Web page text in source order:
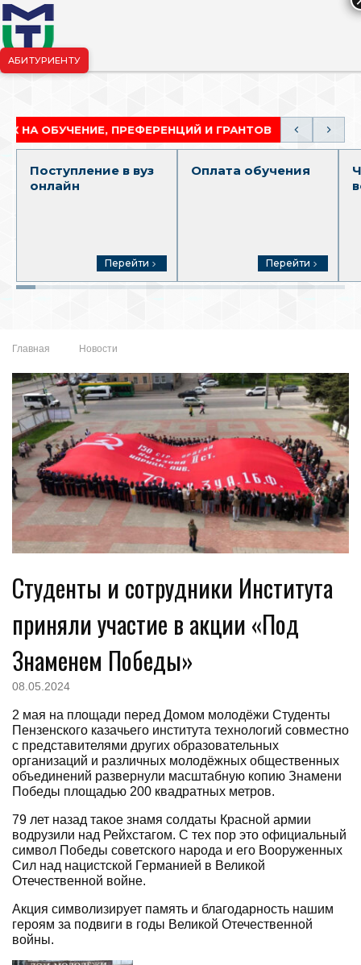
АБИТУРИЕНТУ
ПРЕФЕРЕНЦИЙ И ГРАНТОВ
Поступление в вуз
онлайн
Перейти
Оплата обучения
Перейти
Главная Новости
Студенты и сотрудники Института
приняли участие в акции «Под
Знаменем Победы»
08.05.2024
2 мая на площади перед Домом молодёжи Студенты
Пензенского казачьего института технологий совместно
с представителями других образовательных
организаций и различных молодёжных общественных
объединений развернули масштабную копию Знамени
Победы площадью 200 квадратных метров.
79 лет назад такое знамя солдаты Красной армии
водрузили над Рейхстагом. С тех пор это официальный
символ Победы советского народа и его Вооруженных
Сил над нацистской Германией в Великой
Отечественной войне.
Акция символизирует память и благодарность нашим
героям за подвиги в годы Великой Отечественной
войны.